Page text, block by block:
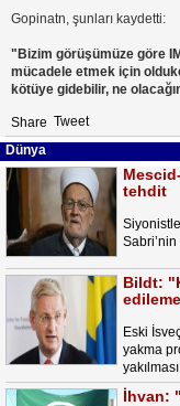
Gopinatn, şunları kaydetti:
"Bizim görüşümüze göre
mücadele etmek için
kötüye gidebilir, ne
Share Tweet
Dünya
tehdit
Bildt:
Eski
yakma
İhvan: